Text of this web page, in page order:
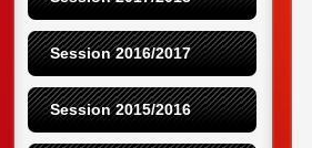
Session 2016/2017
Session 2015/2016